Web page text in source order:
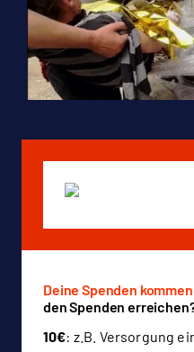
Deine Spenden kommen
den Spenden
10€: z.B. Versorgung